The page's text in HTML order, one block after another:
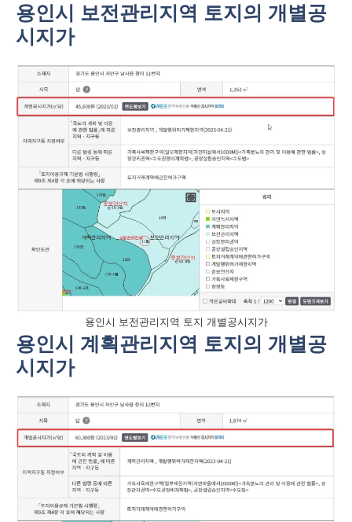
용인시 보전관리지역 토지의 개별공
시지가
용인시 보전관리지역 토지 개별공시지가
용인시 계획관리지역 토지의 개별공
시지가